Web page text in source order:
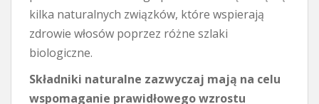
kilka naturalnych związków, które wspierają
zdrowie włosów poprzez różne szlaki
biologiczne.
Składniki naturalne zazwyczaj mają na celu
wspomaganie prawidłowego wzrostu